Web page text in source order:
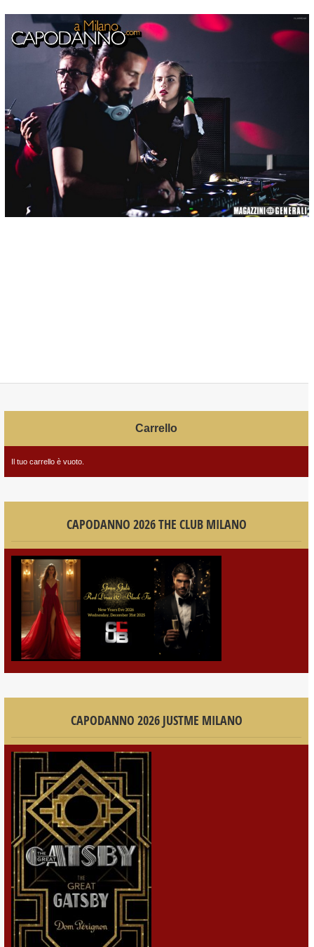
Carrello
Il tuo carrello è vuoto.
CAPODANNO 2026 THE CLUB MILANO
CAPODANNO 2026 JUSTME MILANO